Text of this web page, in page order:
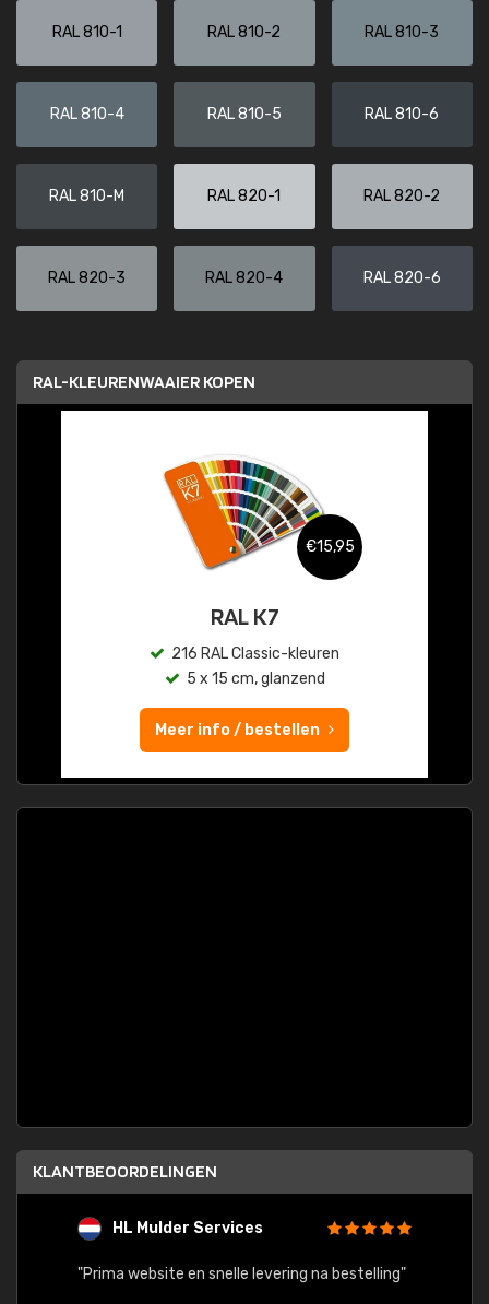
RAL 810-1 RAL 810-2 RAL 810-3
RAL 810-4 RAL 810-5 RAL 810-6
RAL 810-M RAL 820-1 RAL 820-2
RAL 820-3 RAL 820-4 RAL 820-6
RAL-KLEURENWAAIER KOPEN
€15,95
RAL K7
216 RAL Classic-kleuren
5 x 15 cm, glanzend
Meer info / bestellen
KLANTBEOORDELINGEN
HL Mulder Services
"Prima website en snelle levering na bestelling"